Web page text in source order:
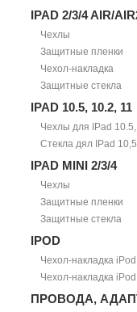
IPAD 2/3/4 AIR/
Чехлы
Защитные пленки
Чехол-накладка
Защитные стекла
IPAD 10.5, 10.2, 11
Чехлы для IPad 10.5,
Стекла дял IPad
IPAD MINI 2/3/4
Чехлы
Защитные пленки
Защитные стекла
IPOD
Чехол-накладка
Чехол-накладка
ПРОВОДА,